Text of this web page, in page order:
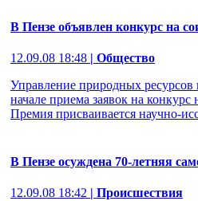
В Пензе объявлен конкурс на
12.09.08 18:48 | Общество
Управление природных
начале приема заявок на
Премия присваивается научно-
В Пензе осуждена 70-летняя
12.09.08 18:42 | Происшествия